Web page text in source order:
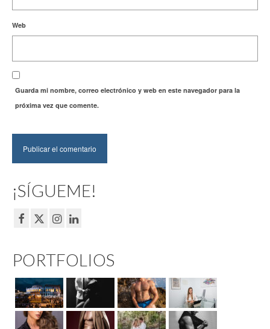
Web
Guarda mi nombre, correo electrónico y web en este navegador para la
próxima vez que comente.
¡SÍGUEME!
PORTFOLIOS